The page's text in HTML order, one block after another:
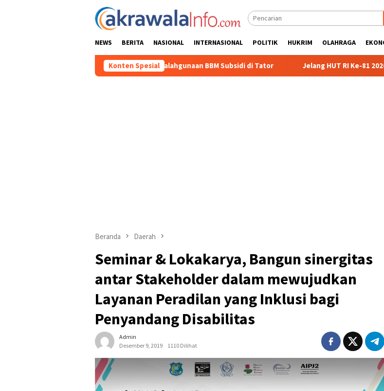
NEWS BERITA NASIONAL INTERNASIONAL POLITIK HUKRIM OLAHRAGA
Konten Spesial
Baru Kasus Penyalahgunaan BBM Subsidi di Tator Jelang HUT RI Ke-81 2026, Panitia Pelaksana
Beranda Daerah
Seminar & Lokakarya, Bangun sinergitas
antar Stakeholder dalam mewujudkan
Layanan Peradilan yang Inklusi bagi
Penyandang Disabilitas
Admin
Desember 9, 2019
1110 Dilihat